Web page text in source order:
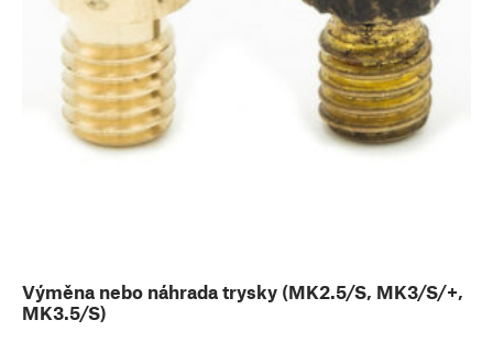
Výměna nebo náhrada trysky (MK2.5/S, MK3/S/+,
MK3.5/S)